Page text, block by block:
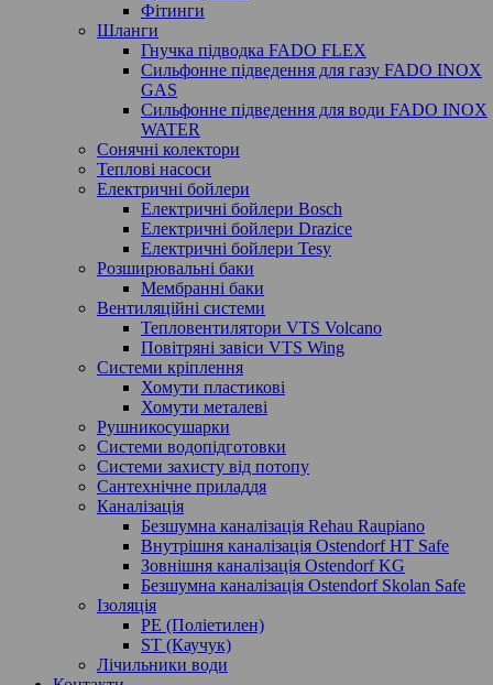
Фітинги
Шланги
Гнучка підводка FADO FLEX
Сильфонне підведення для газу FADO INOX
GAS
Сильфонне підведення для води FADO INOX
WATER
Сонячні колектори
Теплові насоси
Електричні бойлери
Електричні бойлери Bosch
Електричні бойлери Drazice
Електричні бойлери Tesy
Розширювальні баки
Мембранні баки
Вентиляційні системи
Тепловентилятори VTS Volcano
Повітряні завіси VTS Wing
Системи кріплення
Хомути пластикові
Хомути металеві
Рушникосушарки
Системи водопідготовки
Системи захисту від потопу
Сантехнічне приладдя
Каналізація
Безшумна каналізація Rehau Raupiano
Внутрішня каналізація Ostendorf HT Safe
Зовнішня каналізація Ostendorf KG
Безшумна каналізація Ostendorf Skolan Safe
Ізоляція
PE (Поліетилен)
ST (Каучук)
Лічильники води